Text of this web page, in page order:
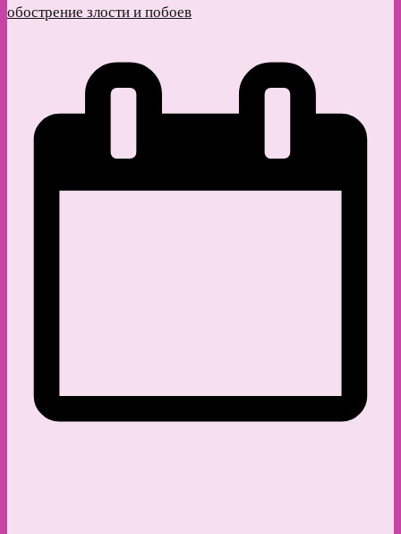
обострение злости и побоев